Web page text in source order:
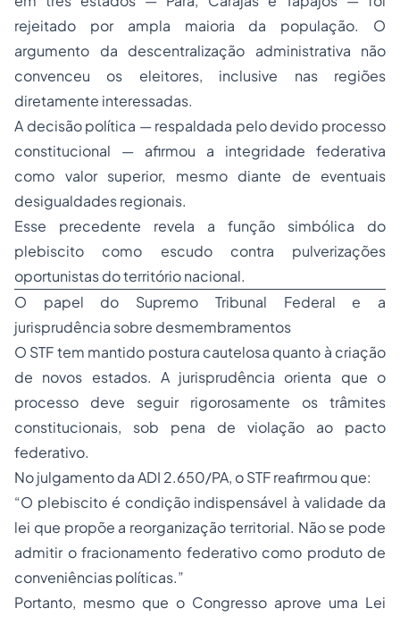
rejeitado por ampla maioria da população. O
argumento da descentralização administrativa não
convenceu os eleitores, inclusive nas regiões
diretamente interessadas.
A decisão política — respaldada pelo devido processo
constitucional — afirmou a integridade federativa
como valor superior, mesmo diante de eventuais
desigualdades regionais.
Esse precedente revela a função simbólica do
plebiscito como escudo contra pulverizações
oportunistas do território nacional.
O papel do Supremo Tribunal Federal e a
jurisprudência sobre desmembramentos
O STF tem mantido postura cautelosa quanto à criação
de novos estados. A jurisprudência orienta que o
processo deve seguir rigorosamente os trâmites
constitucionais, sob pena de violação ao pacto
federativo.
No julgamento da ADI 2.650/PA, o STF reafirmou que:
“O plebiscito é condição indispensável à validade da
lei que propõe a reorganização territorial. Não se pode
admitir o fracionamento federativo como produto de
conveniências políticas.”
Portanto, mesmo que o Congresso aprove uma Lei